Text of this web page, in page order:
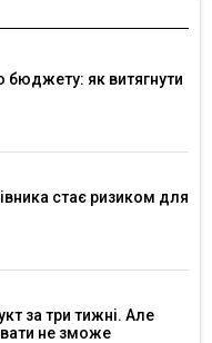
бюджету: як витягнути
стає ризиком для
за три тижні. Але
не зможе